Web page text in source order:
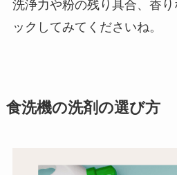
洗浄力や粉の残り具合、香
ックしてみてくださいね。
食洗機の洗剤の選び方